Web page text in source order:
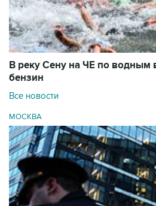
В реку Сену на ЧЕ по водным
бензин
Все новости
МОСКВА